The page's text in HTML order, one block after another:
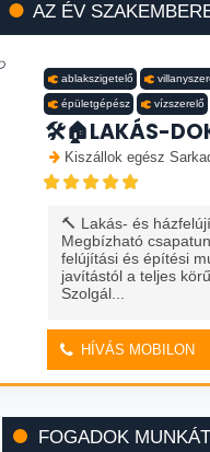
AZ ÉV
ablakszigetelő
épületgépész vízszerelő
🛠️🏠LAKÁS-
Kiszállok egész
🔨 Lakás- és
Megbízható
felújítási és építési
javítástól a teljes
Szolgál...
HÍVÁS MOBILON
FOGADOK MUNKÁT